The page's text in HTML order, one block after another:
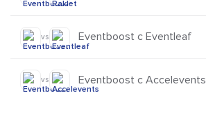
vs Eventboost с Eventleaf
vs Eventboost с Accelevents